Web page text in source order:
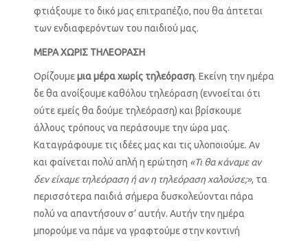
φτιάξουμε το δικό μας επιτραπέζιο, που θα άπτεται
των ενδιαφερόντων του παιδιού μας.
ΜΕΡΑ ΧΩΡΙΣ ΤΗΛΕΟΡΑΣΗ
Ορίζουμεμια μέρα χωρίς τηλεόραση. Εκείνη την ημέρα
δε θα ανοίξουμε καθόλου τηλεόραση (εννοείται ότι
ούτε εμείς θα δούμε τηλεόραση) και βρίσκουμε
άλλους τρόπους να περάσουμε την ώρα μας.
Καταγράφουμε τις ιδέες μας και τις υλοποιούμε. Αν
και φαίνεται πολύ απλή η ερώτηση «Τι θα κάναμε αν
δεν είχαμε τηλεόραση ή αν η τηλεόραση χαλούσε;», τα
περισσότερα παιδιά σήμερα δυσκολεύονται πάρα
πολύ να απαντήσουν σ’ αυτήν. Αυτήν την ημέρα
μπορούμε να πάμε να γραφτούμε στην κοντινή